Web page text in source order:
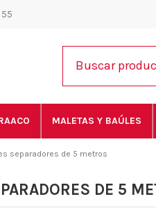
MALETAS Y BAÚLES
separadores de 5 metros
DE 5